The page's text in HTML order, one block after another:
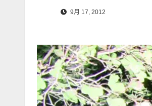
9月 17, 2012